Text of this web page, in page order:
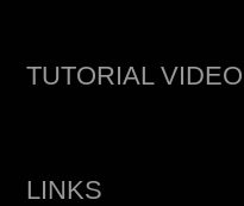
TUTORIAL VIDEO
LINKS